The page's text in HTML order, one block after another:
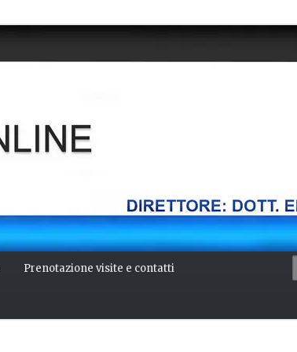
Prenotazione visite e contatti